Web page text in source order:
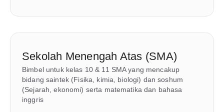
Sekolah Menengah Atas (SMA)
Bimbel untuk kelas 10 & 11 SMA yang mencakup
bidang saintek (Fisika, kimia, biologi) dan soshum
(Sejarah, ekonomi) serta matematika dan bahasa
inggris